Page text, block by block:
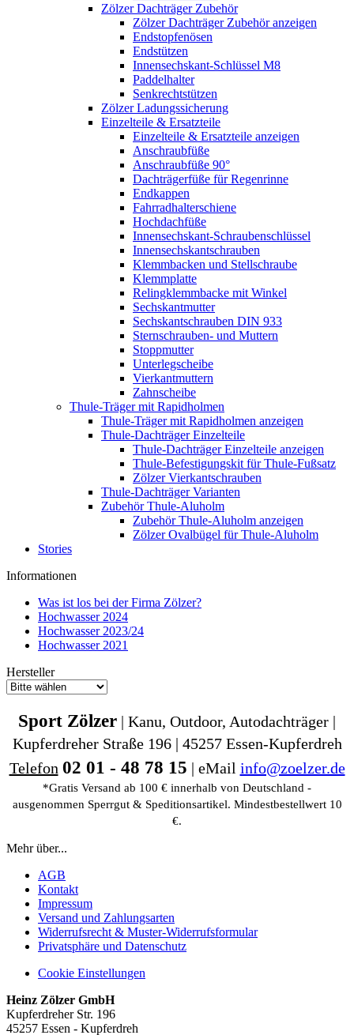
Zölzer Dachträger Zubehör
Zölzer Dachträger Zubehör anzeigen
Endstopfenösen
Endstützen
Innensechskant-Schlüssel M8
Paddelhalter
Senkrechtstützen
Zölzer Ladungssicherung
Einzelteile & Ersatzteile
Einzelteile & Ersatzteile anzeigen
Anschraubfüße
Anschraubfüße 90°
Dachträgerfüße für Regenrinne
Endkappen
Fahrradhalterschiene
Hochdachfüße
Innensechskant-Schraubenschlüssel
Innensechskantschrauben
Klemmbacken und Stellschraube
Klemmplatte
Relingklemmbacke mit Winkel
Sechskantmutter
Sechskantschrauben DIN 933
Sternschrauben- und Muttern
Stoppmutter
Unterlegscheibe
Vierkantmuttern
Zahnscheibe
Thule-Träger mit Rapidholmen
Thule-Träger mit Rapidholmen anzeigen
Thule-Dachträger Einzelteile
Thule-Dachträger Einzelteile anzeigen
Thule-Befestigungskit für Thule-Fußsatz
Zölzer Vierkantschrauben
Thule-Dachträger Varianten
Zubehör Thule-Aluholm
Zubehör Thule-Aluholm anzeigen
Zölzer Ovalbügel für Thule-Aluholm
Stories
Informationen
Was ist los bei der Firma Zölzer?
Hochwasser 2024
Hochwasser 2023/24
Hochwasser 2021
Hersteller
Sport Zölzer | Kanu, Outdoor, Autodachträger |
Kupferdreher Straße 196 | 45257 Essen-Kupferdreh
Telefon 02 01 - 48 78 15 | eMail info@zoelzer.de
*Gratis Versand ab 100 € innerhalb von Deutschland -
ausgenommen Sperrgut & Speditionsartikel. Mindestbestellwert 10
€.
Mehr über...
AGB
Kontakt
Impressum
Versand und Zahlungsarten
Widerrufsrecht & Muster-Widerrufsformular
Privatsphäre und Datenschutz
Cookie Einstellungen
Heinz Zölzer GmbH
Kupferdreher Str. 196
45257 Essen - Kupferdreh